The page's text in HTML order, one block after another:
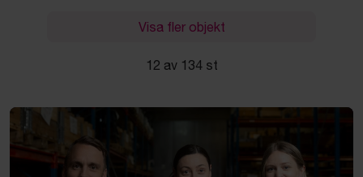
Visa fler objekt
12 av 134 st